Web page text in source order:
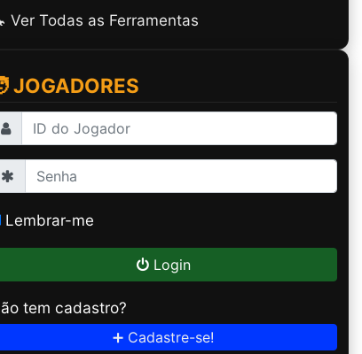
Ver Todas as Ferramentas
JOGADORES
Lembrar-me
Login
tem cadastro?
➕ Cadastre-se!